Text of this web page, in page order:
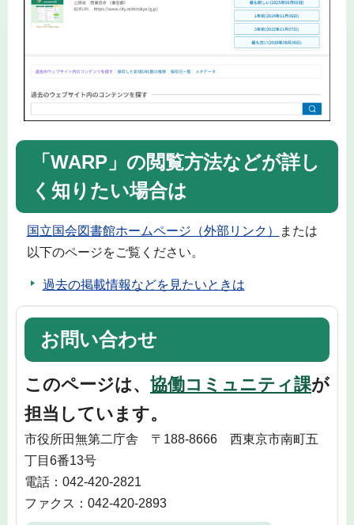
「WARP」の閲覧方法などが詳し
く知りたい場合は
国立国会図書館ホームページ（外部リンク）
または
以下のページをご覧ください。
過去の掲載情報などを見たいときは
お問い合わせ
このページは、 協働コミュニティ課が
担当しています。
市役所田無第二庁舎 〒188-8666 西東京市南町五
丁目6番13号
電話：042-420-2821
ファクス：042-420-2893